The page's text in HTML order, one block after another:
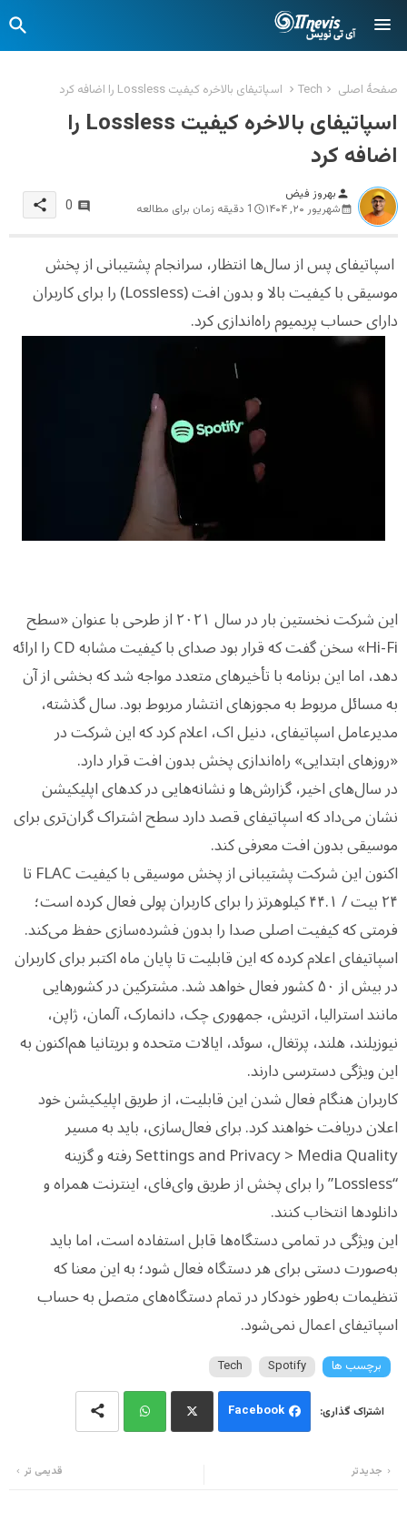
صفحهٔ اصلی Tech اسپاتیفای بالاخره کیفیت Lossless را اضافه کرد
اسپاتیفای بالاخره کیفیت Lossless را
اضافه کرد
person بهروز فیض
شهریور ۲۰, ۱۴۰۴
1 دقیقه زمان برای مطالعه 0
share
اسپاتیفای پس از سال‌ها انتظار، سرانجام پشتیبانی از پخش
موسیقی با کیفیت بالا و بدون افت (Lossless) را برای کاربران
دارای حساب پریمیوم راه‌اندازی کرد.
این شرکت نخستین بار در سال ۲۰۲۱ از طرحی با عنوان «سطح
Hi-Fi» سخن گفت که قرار بود صدای با کیفیت مشابه CD را ارائه
دهد، اما این برنامه با تأخیرهای متعدد مواجه شد که بخشی از آن
به مسائل مربوط به مجوزهای انتشار مربوط بود. سال گذشته،
مدیرعامل اسپاتیفای، دنیل اک، اعلام کرد که این شرکت در
«روزهای ابتدایی» راه‌اندازی پخش بدون افت قرار دارد.
در سال‌های اخیر، گزارش‌ها و نشانه‌هایی در کدهای اپلیکیشن
نشان می‌داد که اسپاتیفای قصد دارد سطح اشتراک گران‌تری برای
موسیقی بدون افت معرفی کند.
اکنون این شرکت پشتیبانی از پخش موسیقی با کیفیت FLAC تا
۲۴ بیت / ۴۴.۱ کیلوهرتز را برای کاربران پولی فعال کرده است؛
فرمتی که کیفیت اصلی صدا را بدون فشرده‌سازی حفظ می‌کند.
اسپاتیفای اعلام کرده که این قابلیت تا پایان ماه اکتبر برای کاربران
در بیش از ۵۰ کشور فعال خواهد شد. مشترکین در کشورهایی
مانند استرالیا، اتریش، جمهوری چک، دانمارک، آلمان، ژاپن،
نیوزیلند، هلند، پرتغال، سوئد، ایالات متحده و بریتانیا هم‌اکنون به
این ویژگی دسترسی دارند.
کاربران هنگام فعال شدن این قابلیت، از طریق اپلیکیشن خود
اعلان دریافت خواهند کرد. برای فعال‌سازی، باید به مسیر
Settings and Privacy > Media Quality رفته و گزینه
“Lossless” را برای پخش از طریق وای‌فای، اینترنت همراه و
دانلودها انتخاب کنند.
این ویژگی در تمامی دستگاه‌ها قابل استفاده است، اما باید
به‌صورت دستی برای هر دستگاه فعال شود؛ به این معنا که
تنظیمات به‌طور خودکار در تمام دستگاه‌های متصل به حساب
اسپاتیفای اعمال نمی‌شود.
برچسب ها Spotify
Tech
Facebook
جدیدتر قدیمی تر